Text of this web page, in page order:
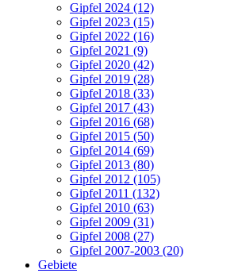
Gipfel 2024 (12)
Gipfel 2023 (15)
Gipfel 2022 (16)
Gipfel 2021 (9)
Gipfel 2020 (42)
Gipfel 2019 (28)
Gipfel 2018 (33)
Gipfel 2017 (43)
Gipfel 2016 (68)
Gipfel 2015 (50)
Gipfel 2014 (69)
Gipfel 2013 (80)
Gipfel 2012 (105)
Gipfel 2011 (132)
Gipfel 2010 (63)
Gipfel 2009 (31)
Gipfel 2008 (27)
Gipfel 2007-2003 (20)
Gebiete